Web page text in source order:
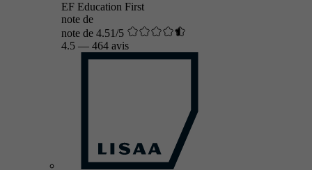
EF Education First
note de
note de 4.51/5
4.5 — 464 avis